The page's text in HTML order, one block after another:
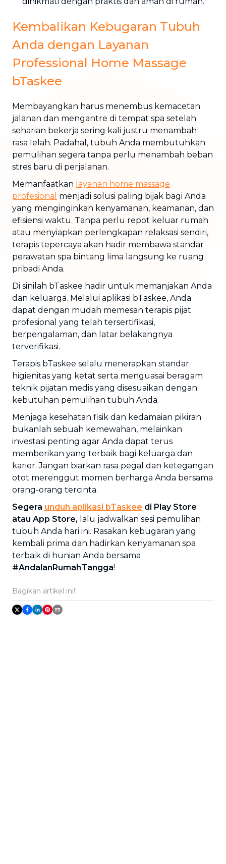
Kembalikan Kebugaran Tubuh
Anda dengan Layanan
Professional Home Massage
bTaskee
Membayangkan harus menembus kemacetan
jalanan dan mengantre di tempat spa setelah
seharian bekerja sering kali justru menambah
rasa lelah. Padahal, tubuh Anda membutuhkan
pemulihan segera tanpa perlu menambah beban
stres baru di perjalanan.
Memanfaatkan layanan home massage
profesional menjadi solusi paling bijak bagi Anda
yang menginginkan kenyamanan, keamanan, dan
efisiensi waktu. Tanpa perlu repot keluar rumah
atau menyiapkan perlengkapan relaksasi sendiri,
terapis tepercaya akan hadir membawa standar
perawatan spa bintang lima langsung ke ruang
pribadi Anda.
Di sinilah bTaskee hadir untuk memanjakan Anda
dan keluarga. Melalui aplikasi bTaskee, Anda
dapat dengan mudah memesan terapis pijat
profesional yang telah tersertifikasi,
berpengalaman, dan latar belakangnya
terverifikasi.
Terapis bTaskee selalu menerapkan standar
higienitas yang ketat serta menguasai beragam
teknik pijatan medis yang disesuaikan dengan
kebutuhan pemulihan tubuh Anda.
Menjaga kesehatan fisik dan kedamaian pikiran
bukanlah sebuah kemewahan, melainkan
investasi penting agar Anda dapat terus
memberikan yang terbaik bagi keluarga dan
karier. Jangan biarkan rasa pegal dan ketegangan
otot merenggut momen berharga Anda bersama
orang-orang tercinta.
Segera unduh aplikasi bTaskee di Play Store
atau App Store, lalu jadwalkan sesi pemulihan
tubuh Anda hari ini. Rasakan kebugaran yang
kembali prima dan hadirkan kenyamanan spa
terbaik di hunian Anda bersama
#AndalanRumahTangga!
Bagikan artikel ini!